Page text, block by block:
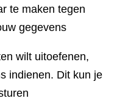
te maken tegen
gegevens
wilt uitoefenen,
indienen. Dit kun je